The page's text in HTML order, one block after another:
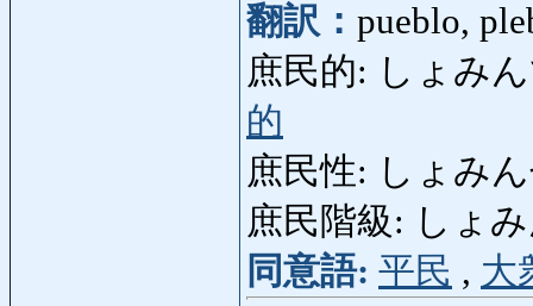
翻訳： pueblo,
庶民的: しょみん
的
庶民性: しょみ
庶民階級: しょ
同意語: 平民 , 大